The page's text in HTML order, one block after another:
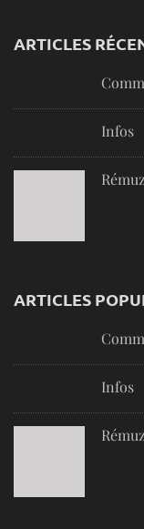
ARTICLES
Infos
ARTICLES
Infos